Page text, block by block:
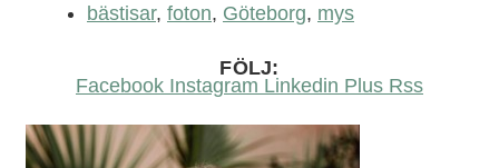
bästisar, foton, Göteborg, mys
FÖLJ:
Facebook Instagram Linkedin Plus Rss